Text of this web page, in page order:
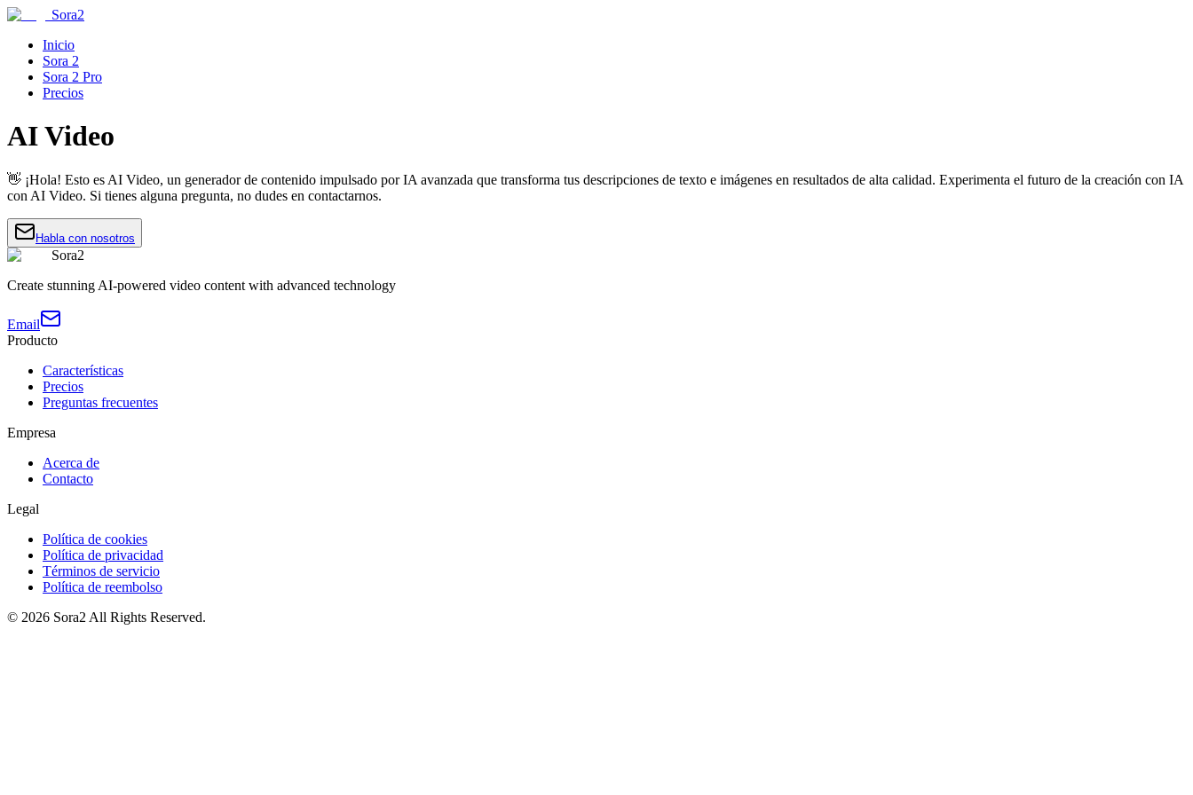
Sora2
Inicio
Sora 2
Sora 2 Pro
Precios
AI Video
👋 ¡Hola! Esto es AI Video, un generador de contenido impulsado por IA avanzada que transforma tus descripciones de texto e imágenes en resultados de alta calidad. Experimenta el futuro de la creación con IA
con AI Video. Si tienes alguna pregunta, no dudes en contactarnos.
Habla con nosotros
Sora2
Create stunning AI-powered video content with advanced technology
Email
Producto
Características
Precios
Preguntas frecuentes
Empresa
Acerca de
Contacto
Legal
Política de cookies
Política de privacidad
Términos de servicio
Política de reembolso
© 2026 Sora2 All Rights Reserved.